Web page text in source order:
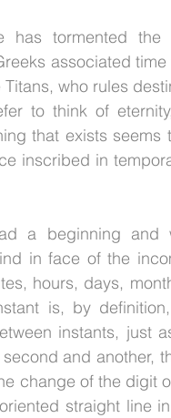
has tormented
associated
who rules
to think of
that exists
inscribed in
a beginning and
in face of the
hours, days,
is, by
instants, just
and another,
change of the digit
straight line